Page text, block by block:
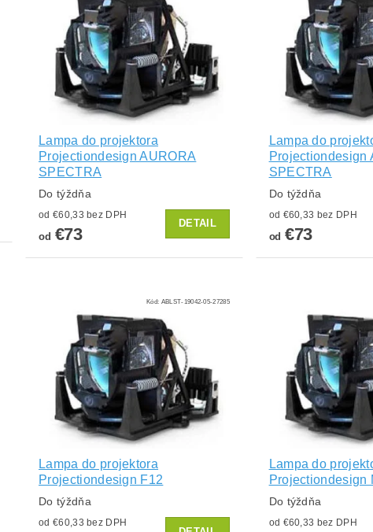
Lampa do projektora
Projectiondesign AURORA
SPECTRA
Do týždňa
od €60,33 bez DPH
od €73
DETAIL
Lampa do
Projectiondesign
SPECTRA
Do týždňa
od €60,33 bez DPH
od €73
Kód: ABLST-19042-05-27285
Lampa do projektora
Projectiondesign F12
Do týždňa
od €60,33 bez DPH
Lampa do
Projectiondesign
Do týždňa
od €60,33 bez DPH